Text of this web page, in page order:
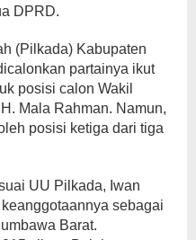
DPRD.
(Pilkada) Kabupaten
partainya ikut
posisi calon Wakil
Mala Rahman. Namun,
posisi ketiga dari tiga
UU Pilkada, Iwan
sebagai
Barat.